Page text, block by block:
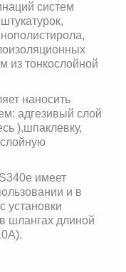
систем
из тонкослойной
наносить
адгезивый слой
),шпаклевку,
имеет
и в
установки
шлангах длиной